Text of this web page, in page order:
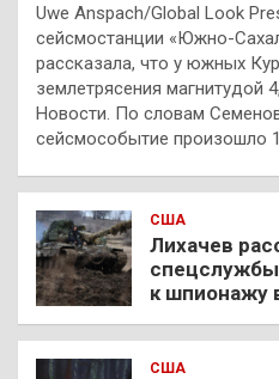
Uwe Anspach/Global Look
сейсмостанции «Южно-
рассказала, что у южных
землетрясения магнитудой
Новости. По словам
сейсмособытие произошло
США
Лихачев
к шпионажу
США